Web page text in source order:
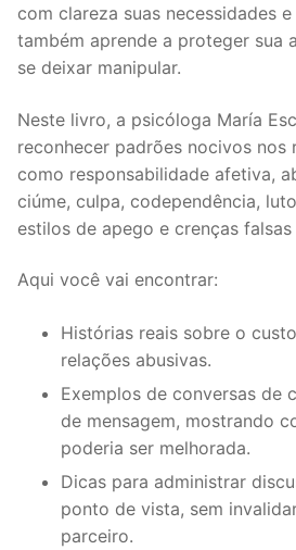
com clareza suas necessidades
também aprende a proteger sua
se deixar manipular.
Neste livro, a psicóloga María
reconhecer padrões nocivos nos
como responsabilidade afetiva,
ciúme, culpa, codependência,
estilos de apego e crenças
Aqui você vai encontrar:
Histórias reais sobre o
relações abusivas.
Exemplos de conversas de
de mensagem, mostrando
poderia ser melhorada.
Dicas para administrar
ponto de vista, sem
parceiro.